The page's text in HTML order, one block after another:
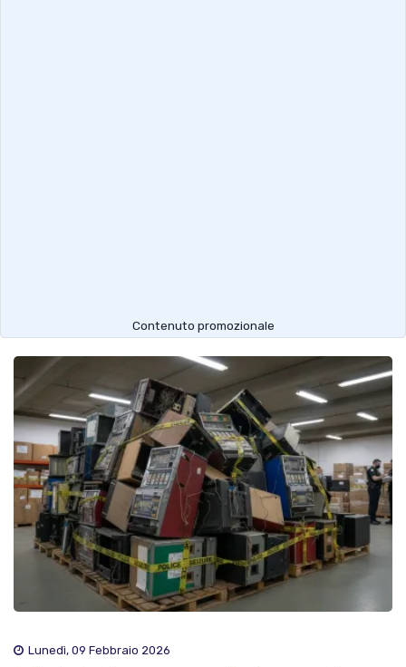
Contenuto promozionale
Lunedì, 09 Febbraio 2026